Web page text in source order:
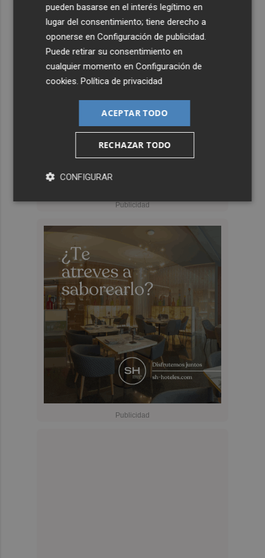
pueden basarse en el interés legítimo en
lugar del consentimiento; tiene derecho a
oponerse enConfiguración de publicidad.
Puede retirar su consentimiento en
cualquier momento enConfiguración de
cookies.Política de privacidad
ACEPTAR TODO
RECHAZAR TODO
CONFIGURAR